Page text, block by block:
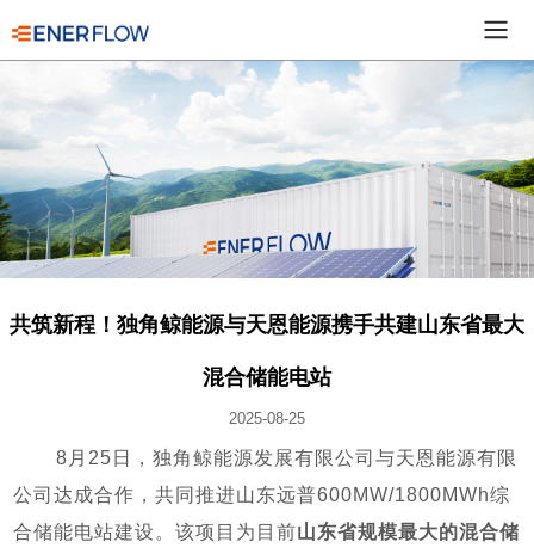
共筑新程！独角鲸能源与天恩能源携手共建山东省最大
混合储能电站
2025-08-25
8月25日，独角鲸能源发展有限公司与天恩能源有限
公司达成合作，共同推进山东远普600MW/1800MWh综
合储能电站建设。该项目为目前山东省规模最大的混合储